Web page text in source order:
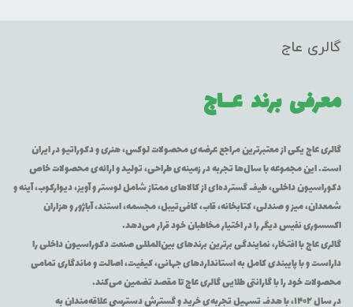
گالری عاج
معرفی برند عــاج
گالری عاج یکی از معتبرترین مراجع عرضه‌ی محصولات لوکس، هنری و دکوراتیو در ایران
است. این مجموعه با سال‌ها تجربه در زمینه‌ی طراحی، تولید و ارائه‌ی محصولات خاص
دکوراسیون داخلی، طیف گسترده‌ای از کالاهای ممتاز شامل لوستر و آویز، دیوارکوب، آینه و
شمعدان، میز و صندلی، کتابخانه، قاب، کافی‌تیبل، مجسمه، استند، آباژور و هزاران
اکسسوری نفیس دیگر را در اختیار مخاطبان خود قرار می‌دهد.
گالری عاج با افتخار، نمایندگی برترین برندهای بین‌المللی صنعت دکوراسیون داخلی را
داراست و با پایبندی کامل به استانداردهای جهانی، کیفیت، اصالت و ماندگاری تمامی
محصولات خود را با گارانتی طلایی گالری عاج تا مقصد تضمین می‌کند.
در سال ۱۴۰۲، با هدف تسهیل تجربه‌ی خرید و گسترش دسترسی علاقه‌مندان به